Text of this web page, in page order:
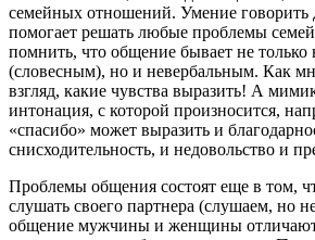
семейных отношений. Умение говорить
помогает решать любые проблемы
помнить, что общение бывает не только
(словесным), но и невербальным. Как
взгляд, какие чувства выразить! А
интонация, с которой произносится,
«спасибо» может выразить и
снисходительность, и недовольство и
Проблемы общения состоят еще в том,
слушать своего партнера (слушаем, но
общение мужчины и женщины